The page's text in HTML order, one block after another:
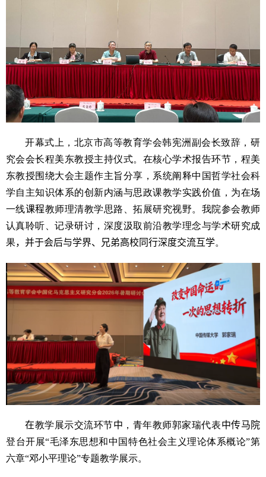
开幕式上，北京市高等教育学会韩宪洲副会长致辞，研
究会会长程美东教授主持仪式。在核心学术报告环节，程美
东教授围绕大会主题作主旨分享，系统阐释中国哲学社会科
学自主知识体系的创新内涵与思政课教学实践价值，为在场
一线课程教师理清教学思路、拓展研究视野。我院参会教师
认真聆听、记录研讨，深度汲取前沿教学理念与学术研究成
果， 并于会后与学界、兄弟高校同行深度交流互学。
在教学展示交流环节中 ，青年教师郭家瑞代表中传马院
登台开展“毛泽东思想和中国特色社会主义理论体系概论”第
六章“邓小平理论”专题教学展示。